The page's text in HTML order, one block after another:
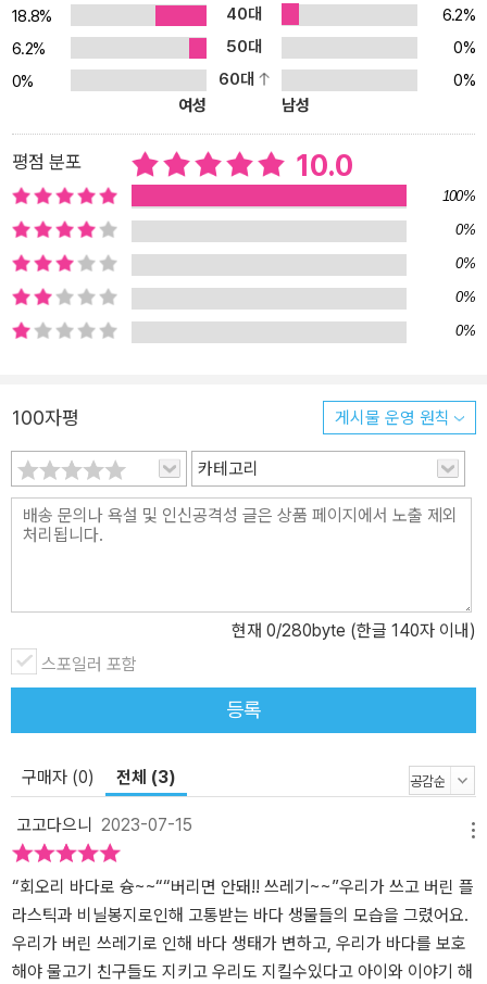
말합니다. 환경 생태 감수성이 유아기부터 필요한 까닭입니다. 환경
생태 감수성은 나와 나를 둘러싼 자연환경에 대해 공감하고, 자연과
더불어 살아가기 위해 노력하며 실천하는 태도를 말합니다. 어릴 때
부터 자연스럽게 깨끗한 공기와 물을 접했던 과거와 달리 요즘 아이
들은 하루에 단 한 번 흙을 밟기 힘들 만큼 도시 생활에 익숙해져 있습
니다. 그래서 환경 생태 감수성을 학습하려면 의식적인 노력과 절대
적인 시간이 필요하지요. 《아주 이상한 물고기》는 플라스틱으로 인한
바다 오염을 꼬마 물고기의 시선으로 바라본 이야기로 아이들의 상상
력을 자극하고, 자연환경에 대한 존중과 공감을 불러 일으키는 그림
책입니다. 어딘가 다르게 생긴 ‘이상한 물고기’를 친구로 받아들인 꼬
마 물고기는 ‘이상한 물고기’와 비슷하게 생긴 플라스틱 쓰레기 더미
와 마주하게 됩니다. 바다에서 보여서는 안 될 거대한 쓰레기 더미는
은 마음 한편에 묵직한 울림을 줍니다. 환경 오염은 우리에게서 멀리
떨어진 바다, 북극에서만 벌어지는 일이 아닙니다. 우리가 숨쉬고 두
발로 딛고 있는 땅, 어디에서든 벌어지는 현상이며 ‘나’의 문제입니다.
이제는 우리만 살기 좋은 환경이 아닌, 환경과 인간 모두에게 이로운
세상을 위해 자연에 지속적인 관심을 갖는 노력과 실천이 필요합니
‘을파소 가치 그림책’ 시리즈 《아주 이상한 물고기》는 을파소에서 출
간한 가치 그림책 시리즈의 두 번째 이야기로, ‘환경 생태 감수성’에
대한 메시지를 담고 있습니다. 이야기 속에서 손쉽게 쓰고 버린 플라
스틱으로 인한 바다 오염의 실태를 직관적으로 보여줌으로써 환경이
곧 우리의 삶과 유기적으로 연결되어 있음을 일깨워 줍니다. 환경 위
두의 과제입니다. 《아주 이상한 물고기》를 통해 우리 아이들은 자연
한 환경 의식을 갖게 될 것입니다. 을파소 가치 그림책에서는 ‘공존’을
주제로 한 첫 번째 이야기 《파란 공이 나타났다》와 ‘환경 생태 감수
성’을 일깨워 주는 《아주 이상한 물고기》를 비롯하여 우리가 사는 세
상의 다양한 가치에 대해 이야기하는 책들을 소개하고 있습니다.
18.8%
40대
6.2%
6.2%
50대
0%
0%
60대
0%
여성
남성
평점 분포 10.0
100%
0%
0%
0%
0%
100자평 게시물 운영 원칙
카테고리
현재 0/280byte (한글 140자 이내)
스포일러 포함
등록
구매자 (0) 전체 (3)
고고다으니 2023-07-15
“회오리 바다로 슝~~““버리면 안돼!! 쓰레기~~”우리가 쓰고 버린 플
라스틱과 비닐봉지로인해 고통받는 바다 생물들의 모습을 그렸어요.
우리가 버린 쓰레기로 인해 바다 생태가 변하고, 우리가 바다를 보호
해야 물고기 친구들도 지키고 우리도 지킬수있다고 아이와 이야기 해